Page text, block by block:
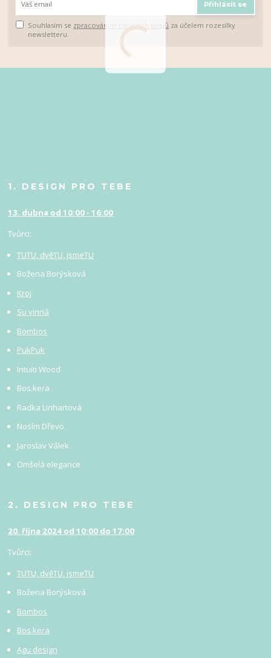
Přihlásit se
Souhlasím se zpracováním osobních údajů za účelem rozesílky
newsletteru.
1. DESIGN PRO TEBE
13. dubna od 10:00 - 16:00
Tvůrci:
TUTU, dvěTU, jsmeTU
Božena Borýsková
Kroj
Su vinná
Bombos
PukPuk
Intuiti Wood
Bos.kera
Radka Linhartová
Nosím Dřevo
Jaroslav Válek
Omšelá elegance
2. DESIGN PRO TEBE
20. října 2024 od 10:00 do 17:00
Tvůrci:
TUTU, dvěTU, jsmeTU
Božena Borýsková
Bombos
Bos.kera
Agu design